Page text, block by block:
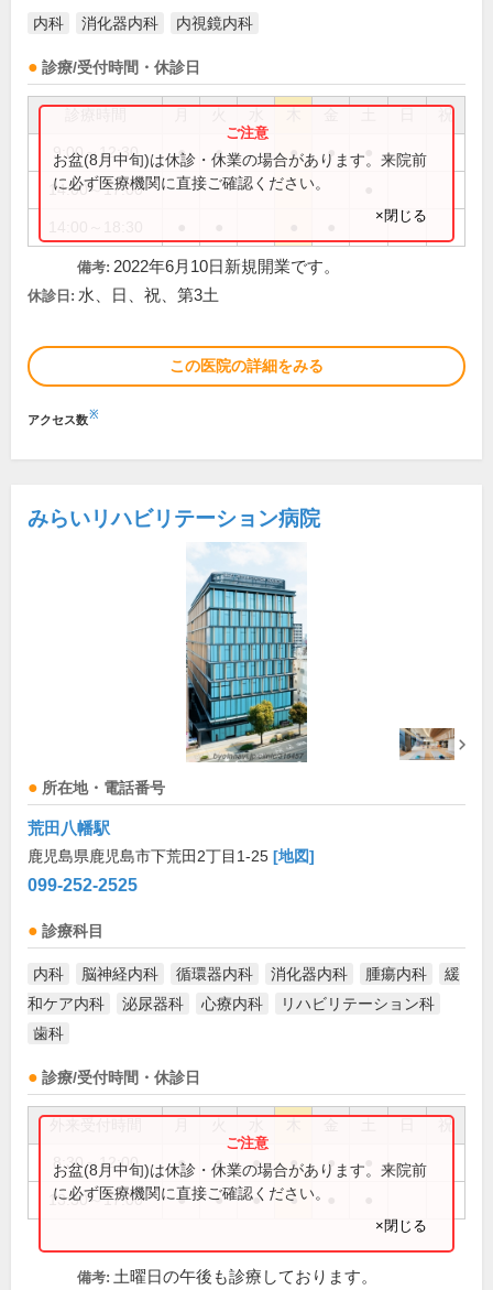
内科 消化器内科 内視鏡内科
診療/受付時間・休診日
祝
9:00～12:30 ● ● ● ●
14:00～17:00
お盆(8月中旬)は休診・休業の場合があります。来院前
に必ず医療機関に直接ご確認ください。
×閉じる
備考: 2022年6月10日新規開業です。
休診日: 水、日、祝、第3土
この医院の詳細をみる
アクセス数※
みらいリハビリテーション病院
所在地・電話番号
荒田八幡駅
鹿児島県鹿児島市下荒田2丁目1-25 [地図]
099-252-2525
診療科目
内科 脳神経内科 循環器内科 消化器内科 腫瘍内科
緩
和ケア内科
泌尿器科 心療内科
リハビリテーション科
歯科
診療/受付時間・休診日
祝
8:30～12:00 ● ● ● ● ●
13:30～17:00 ● ● ● ●
お盆(8月中旬)は休診・休業の場合があります。来院前
に必ず医療機関に直接ご確認ください。
×閉じる
備考: 土曜日の午後も診療しております。